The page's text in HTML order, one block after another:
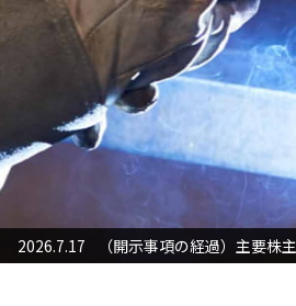
対応」に関するお知らせ
2026.7.17 （開示事項の経過）主要